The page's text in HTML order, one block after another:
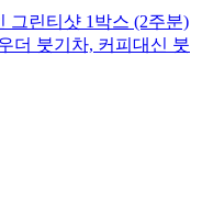
그린티샷 1박스 (2주분)
더 붓기차, 커피대신 붓